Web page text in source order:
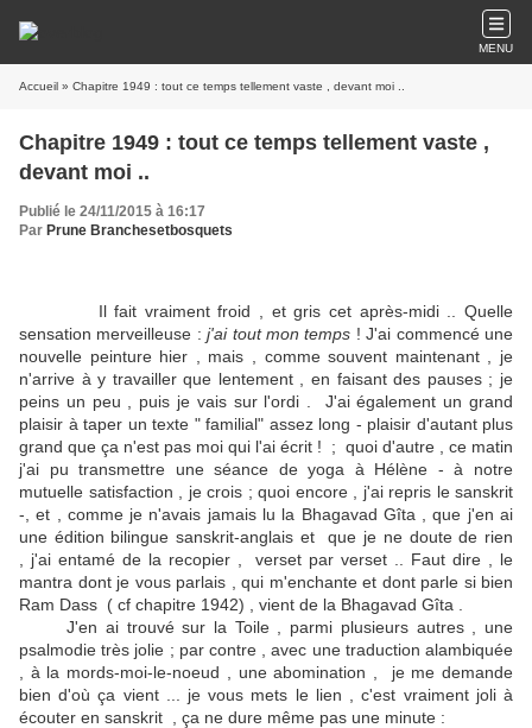
MENU
Accueil » Chapitre 1949 : tout ce temps tellement vaste , devant moi ..
Chapitre 1949 : tout ce temps tellement vaste ,
devant moi ..
Publié le 24/11/2015 à 16:17
Par Prune Branchesetbosquets
Il fait vraiment froid , et gris cet après-midi .. Quelle
sensation merveilleuse :j'ai tout mon temps ! J'ai commencé une
nouvelle peinture hier , mais , comme souvent maintenant , je
n'arrive à y travailler que lentement , en faisant des pauses ; je
peins un peu , puis je vais sur l'ordi . J'ai également un grand
plaisir à taper un texte " familial" assez long - plaisir d'autant plus
grand que ça n'est pas moi qui l'ai écrit ! ; quoi d'autre , ce matin
j'ai pu transmettre une séance de yoga à Hélène - à notre
mutuelle satisfaction , je crois ; quoi encore , j'ai repris le sanskrit
-, et , comme je n'avais jamais lu la Bhagavad Gîta , que j'en ai
une édition bilingue sanskrit-anglais et que je ne doute de rien
, j'ai entamé de la recopier , verset par verset .. Faut dire , le
mantra dont je vous parlais , qui m'enchante et dont parle si bien
Ram Dass ( cf chapitre 1942) , vient de la Bhagavad Gîta .
J'en ai trouvé sur la Toile , parmi plusieurs autres , une
psalmodie très jolie ; par contre , avec une traduction alambiquée
, à la mords-moi-le-noeud , une abomination , je me demande
bien d'où ça vient ... je vous mets le lien , c'est vraiment joli à
écouter en sanskrit , ça ne dure même pas une minute :